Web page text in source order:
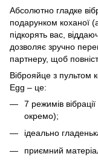
Абсолютно гладке
подарунком коханої
підкорять вас,
дозволяє зручно
партнеру, щоб
Віброяйце з пультом
Egg – це:
7 режимів
окремо);
ідеально
приємний